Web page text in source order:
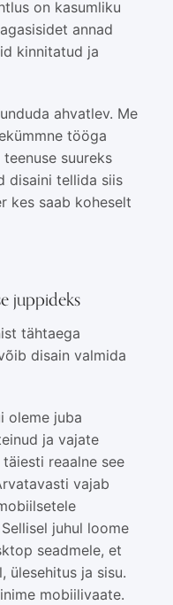
on kasumliku
annad
kinnitatud ja
ahvatlev. Me
tööga
suureks
disaini tellida siis
kes saab koheselt
juppideks
tähtaega
disain valmida
oleme juba
ja vajate
reaalne see
vajab
juhul loome
seadmele, et
ülesehitus ja sisu.
mobiilivaate.